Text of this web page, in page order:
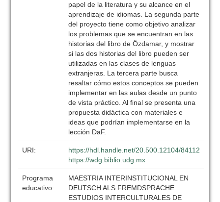
papel de la literatura y su alcance en el
aprendizaje de idiomas. La segunda parte
del proyecto tiene como objetivo analizar
los problemas que se encuentran en las
historias del libro de Özdamar, y mostrar
si las dos historias del libro pueden ser
utilizadas en las clases de lenguas
extranjeras. La tercera parte busca
resaltar cómo estos conceptos se pueden
implementar en las aulas desde un punto
de vista práctico. Al final se presenta una
propuesta didáctica con materiales e
ideas que podrían implementarse en la
lección DaF.
URI:
https://hdl.handle.net/20.500.12104/84112
https://wdg.biblio.udg.mx
Programa
educativo:
MAESTRIA INTERINSTITUCIONAL EN
DEUTSCH ALS FREMDSPRACHE
ESTUDIOS INTERCULTURALES DE